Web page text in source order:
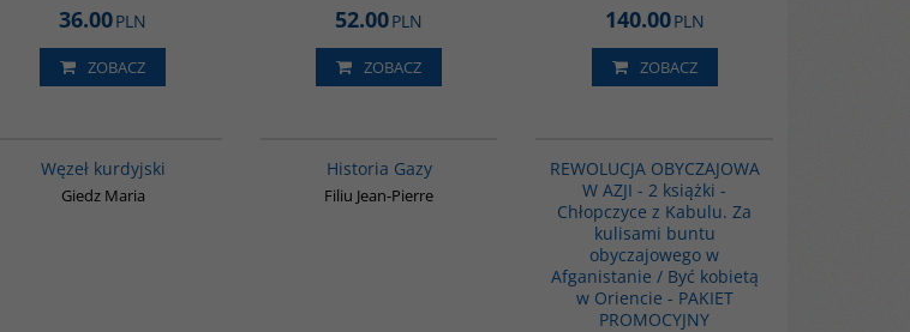
36.00PLN
ZOBACZ
52.00PLN
ZOBACZ
140.00PLN
ZOBACZ
Węzeł kurdyjski
Giedz Maria
Historia Gazy
Filiu Jean-Pierre
REWOLUCJA OBYCZAJOWA
W AZJI - 2 książki -
Chłopczyce z Kabulu. Za
kulisami buntu
obyczajowego w
Afganistanie / Być kobietą
w Oriencie - PAKIET
PROMOCYJNY